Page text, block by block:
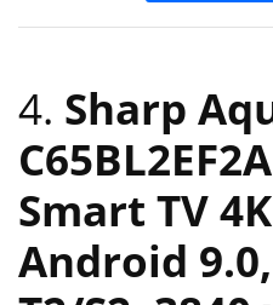
4. Sharp
Smart TV
Android